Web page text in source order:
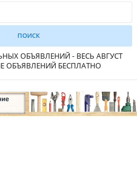
ОБЪЯВЛЕНИЙ - ВЕСЬ АВГУСТ
ОБЪЯВЛЕНИЙ БЕСПЛАТНО